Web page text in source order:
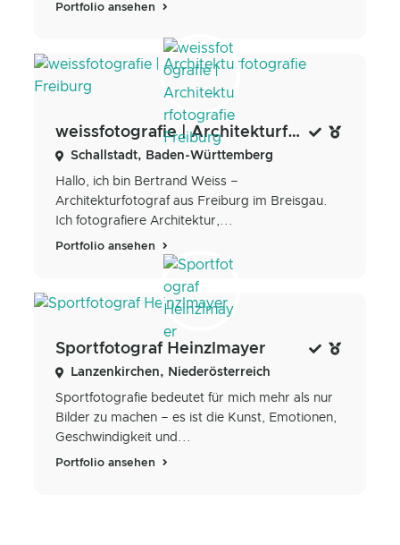
Portfolio ansehen
weissfotografie | Architekturfotografie Freiburg
Schallstadt, Baden-Württemberg
Hallo, ich bin Bertrand Weiss –
Architekturfotograf aus Freiburg im Breisgau.
Ich fotografiere Architektur,...
Portfolio ansehen
Sportfotograf Heinzlmayer
Lanzenkirchen, Niederösterreich
Sportfotografie bedeutet für mich mehr als nur
Bilder zu machen – es ist die Kunst, Emotionen,
Geschwindigkeit und...
Portfolio ansehen